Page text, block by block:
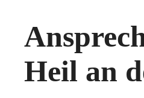
Heil an